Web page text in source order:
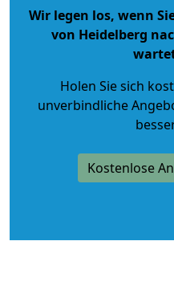
Wir legen los, wenn
von Heidelberg
Holen Sie sich
unverbindliche
Kostenlose